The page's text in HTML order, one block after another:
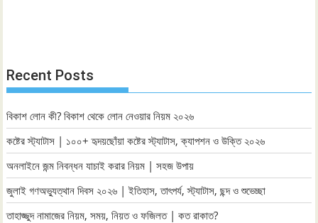
Recent Posts
বিকাশ লোন কী? বিকাশ থেকে লোন নেওয়ার নিয়ম ২০২৬
কষ্টের স্ট্যাটাস | ১০০+ হৃদয়ছোঁয়া কষ্টের স্ট্যাটাস, ক্যাপশন ও উক্তি ২০২৬
অনলাইনে জন্ম নিবন্ধন যাচাই করার নিয়ম | সহজ উপায়
জুলাই গণঅভ্যুত্থান দিবস ২০২৬ | ইতিহাস, তাৎপর্য, স্ট্যাটাস, ছন্দ ও শুভেচ্ছা
তাহাজ্জুদ নামাজের নিয়ম, সময়, নিয়ত ও ফজিলত | কত রাকাত?